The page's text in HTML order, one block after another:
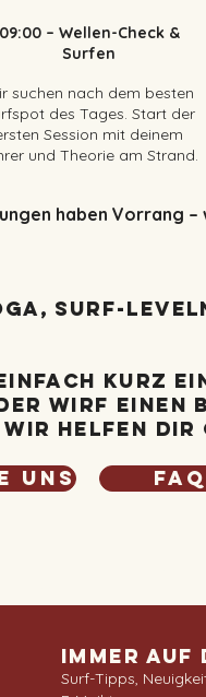
09:00 – Wellen-Check &
Surfen
suchen nach dem besten
des Tages. Start der
Session mit deinem
und Theorie am Strand.
haben Vorrang
Surf-
kurz
wirf einen
wir helfen dir
uns
FAQ
Immer auf
Surf-Tipps,